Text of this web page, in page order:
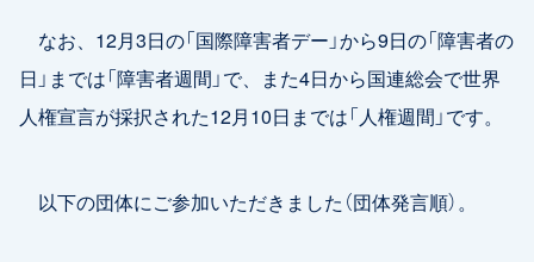
なお、12月3日の「国際障害者デー」から9日の「障害者の
日」までは「障害者週間」で、また4日から国連総会で世界
人権宣言が採択された12月10日までは「人権週間」です。
以下の団体にご参加いただきました（団体発言順）。